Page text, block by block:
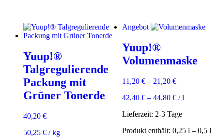
Varianten
auf.
können
auf
der
Produktseite
gewählt
auf.
können
auf
werden
Yuup!®
Talgregulierende
Packung mit
Grüner Tonerde
40,20 €
50,25 € /kg
Angebot
Yuup!®
Volumenmaske
11,20 €– 21,20 €
42,40 €– 44,80 €/l
Lieferzeit: 2-3 Tage
Produkt enthält: 0,25 l – 0,5 l